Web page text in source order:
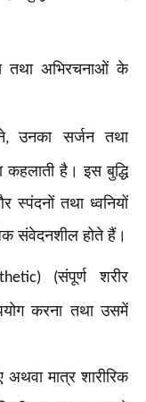
तथा अभिरचनाओं के
,उनका सर्जन तथा
कहलाती है। इस बुद्धि
स्पंदनों तथा ध्वनियों
संवेदनशील होते हैं।
(संपूर्ण शरीर
करना तथा उसमें
मात्र शारीरिक